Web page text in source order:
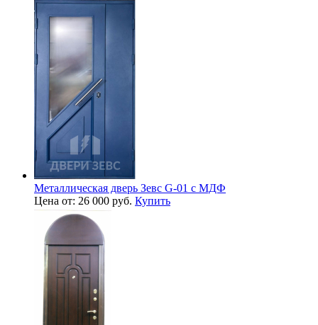
Металлическая дверь Зевс G-01 с МДФ
Цена от: 26 000 руб. Купить